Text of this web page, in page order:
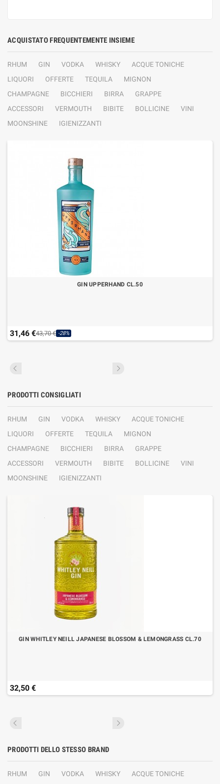
ACQUISTATO FREQUENTEMENTE INSIEME
RHUM GIN VODKA WHISKY
ACQUE TONICHE
LIQUORI
OFFERTE TEQUILA
MIGNON
CHAMPAGNE
BICCHIERI BIRRA
GRAPPE
ACCESSORI
VERMOUTH BIBITE BOLLICINE
VINI
MOONSHINE
IGIENIZZANTI
GIN UPPERHAND CL.50
31,46 €43,70 € -28%
PRODOTTI CONSIGLIATI
RHUM GIN VODKA WHISKY
ACQUE TONICHE
LIQUORI
OFFERTE TEQUILA
MIGNON
CHAMPAGNE
BICCHIERI BIRRA
GRAPPE
ACCESSORI
VERMOUTH BIBITE BOLLICINE
VINI
MOONSHINE
IGIENIZZANTI
GIN WHITLEY NEILL JAPANESE BLOSSOM & LEMONGRASS CL.70
32,50 €
PRODOTTI DELLO STESSO BRAND
RHUM GIN VODKA WHISKY
ACQUE TONICHE